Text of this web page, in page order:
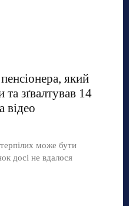
який
та зґвалтував 14
відео
може бути
досі не вдалося